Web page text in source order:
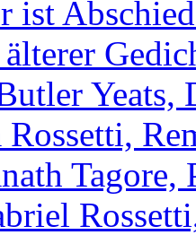
ist
Yeats,
Tagore,